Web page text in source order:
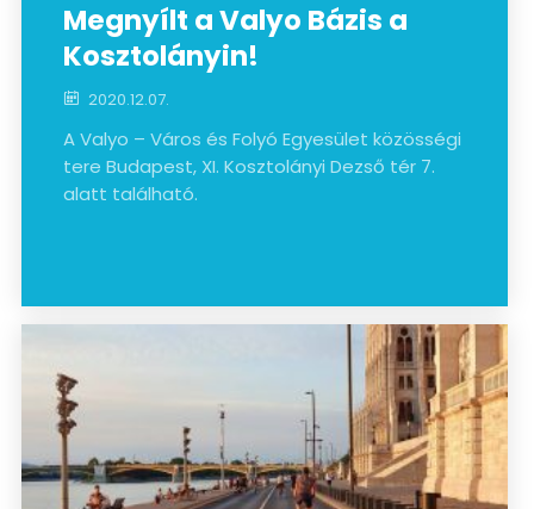
Megnyílt a Valyo Bázis a
Kosztolányin!
2020.12.07.
A Valyo – Város és Folyó Egyesület közösségi
tere Budapest, XI. Kosztolányi Dezső tér 7.
alatt található.